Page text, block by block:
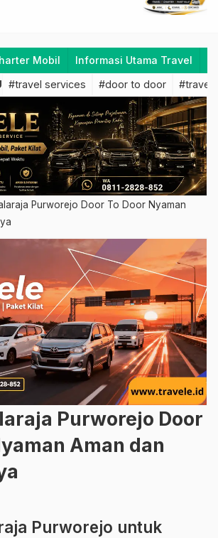
Mobil Informasi Utama Travel
#travel services #door to door #travel
Purworejo Door To Door Nyaman
Purworejo Door
Aman dan
Purworejo untuk